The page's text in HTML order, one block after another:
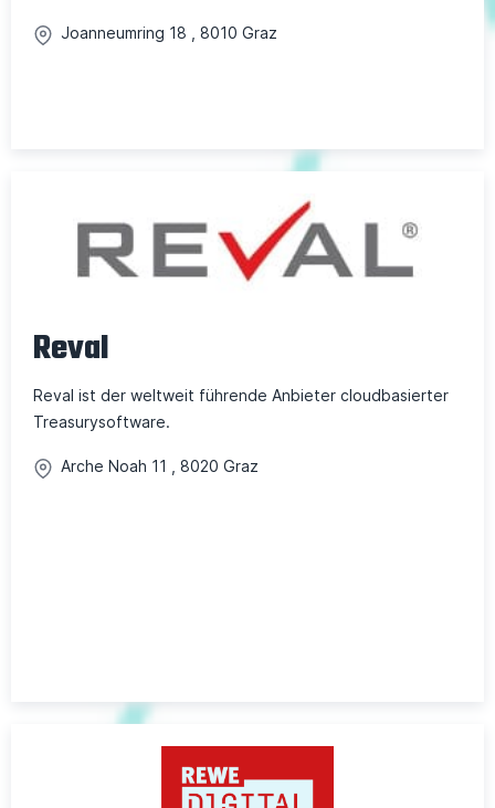
Joanneumring 18 8010 Graz
Reval
Reval ist der weltweit führende Anbieter cloudbasierter
Treasurysoftware.
Arche Noah 11 8020 Graz